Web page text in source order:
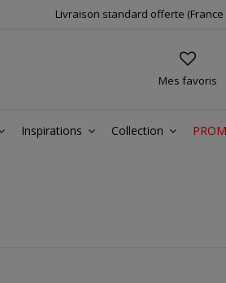
Livraison standard offerte (France
Mes favoris
Inspirations Collection